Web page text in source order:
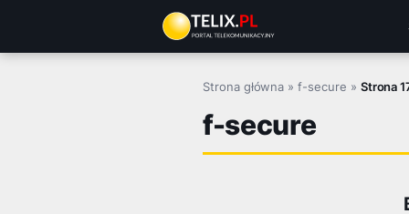
treści
Strona główna »f-secure » Strona
f-secure